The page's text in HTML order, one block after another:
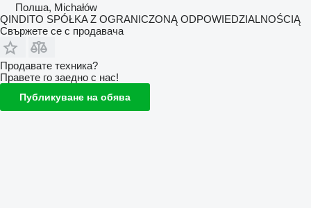
Полша, Michałów
QINDITO SPÓŁKA Z OGRANICZONĄ ODPOWIEDZIALNOŚCIĄ
Свържете се с продавача
Продавате техника?
Правете го заедно с нас!
Публикуване на обява